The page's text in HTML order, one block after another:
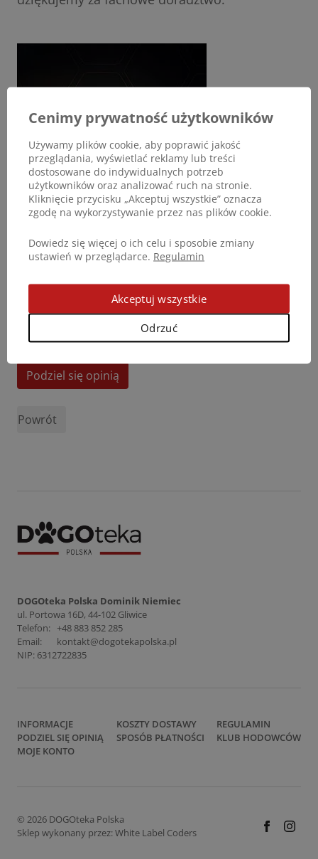
Podziel się opinią
Powrót
DOGOteka Polska Dominik Niemiec
ul. Portowa 16D, 44-102 Gliwice
Telefon: +48 883 852 285
Email:
kontakt@dogotekapolska.pl
NIP: 6312722835
INFORMACJE
PODZIEL SIĘ OPINIĄ
MOJE KONTO
KOSZTY DOSTAWY
SPOSÓB PŁATNOŚCI
REGULAMIN
KLUB HODOWCÓW
© 2026 DOGOteka Polska
Sklep wykonany przez:White Label Coders
Cenimy prywatność użytkowników
Używamy plików cookie, aby poprawić jakość
przeglądania, wyświetlać reklamy lub treści
dostosowane do indywidualnych potrzeb
użytkowników oraz analizować ruch na stronie.
Kliknięcie przycisku „Akceptuj wszystkie” oznacza
zgodę na wykorzystywanie przez nas plików cookie.
Dowiedz się więcej o ich celu i sposobie zmiany
ustawień w przeglądarce. Regulamin
Odrzuć
Akceptuj wszystkie